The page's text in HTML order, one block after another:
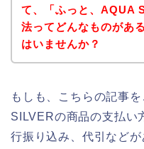
て、「ふっと、AQUA
法ってどんなものがあ
はいませんか？
もしも、こちらの記事
SILVERの商品の支払い
行振り込み、代引など